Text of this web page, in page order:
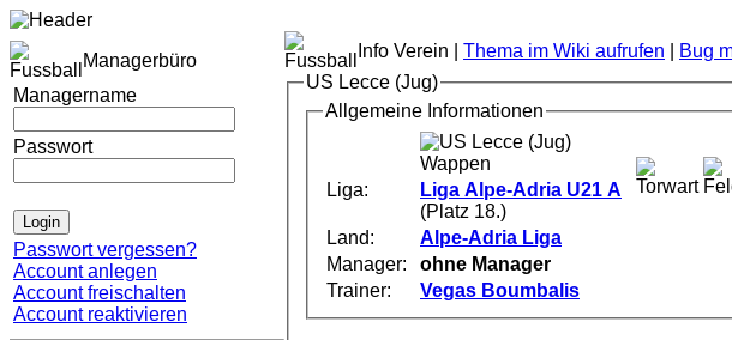
Managerbüro
Managername
Passwort
Passwort vergessen?
Account anlegen
Account freischalten
Account reaktivieren
Info Verein | Thema im Wiki aufrufen
Bug
US Lecce (Jug)
Allgemeine Informationen
Liga:
Liga Alpe-Adria U21 A
(Platz 18.)
Land:
Alpe-Adria Liga
Manager:
ohne Manager
Trainer:
Vegas Boumbalis